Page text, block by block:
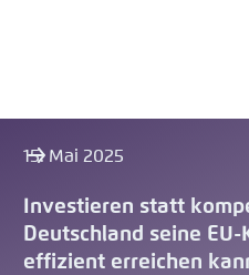
15. Mai 2025
Investieren statt
Deutschland seine EU-
effizient erreichen